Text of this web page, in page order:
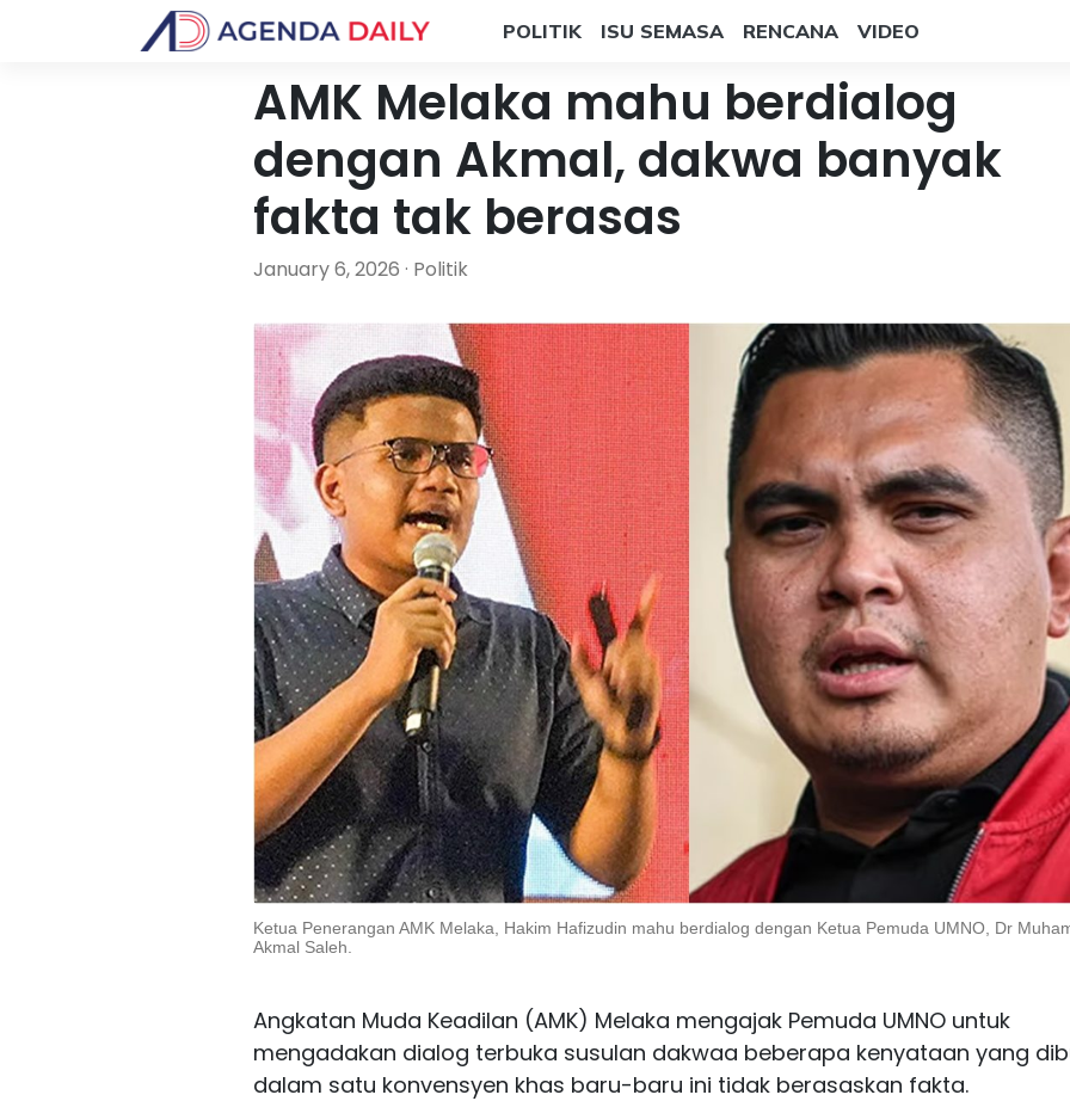
POLITIK ISU SEMASA RENCANA VIDEO
AMK Melaka mahu berdialog
dengan Akmal, dakwa banyak
fakta tak berasas
January 6, 2026 · Politik
Ketua Penerangan AMK Melaka, Hakim Hafizudin mahu berdialog dengan Ketua Pemuda UMNO, Dr
Akmal Saleh.
Angkatan Muda Keadilan (AMK) Melaka mengajak Pemuda UMNO untuk
mengadakan dialog terbuka susulan dakwaa beberapa kenyataan yang
dalam satu konvensyen khas baru-baru ini tidak berasaskan fakta.